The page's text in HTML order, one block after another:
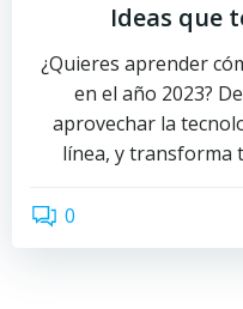
Ideas que
¿Quieres aprender
en el año 2023?
aprovechar la
línea, y transforma
0